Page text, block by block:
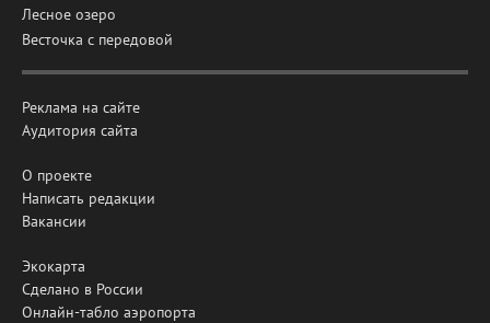
Лесное озеро
Весточка с передовой
Реклама на сайте
Аудитория сайта
О проекте
Написать редакции
Вакансии
Экокарта
Сделано в России
Онлайн-табло аэропорта